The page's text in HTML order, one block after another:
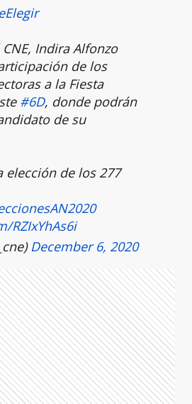
Indira Alfonzo
de los
a la Fiesta
#6D, donde podrán
de su
elección de los 277
RZIxYhAs6i
December 6, 2020